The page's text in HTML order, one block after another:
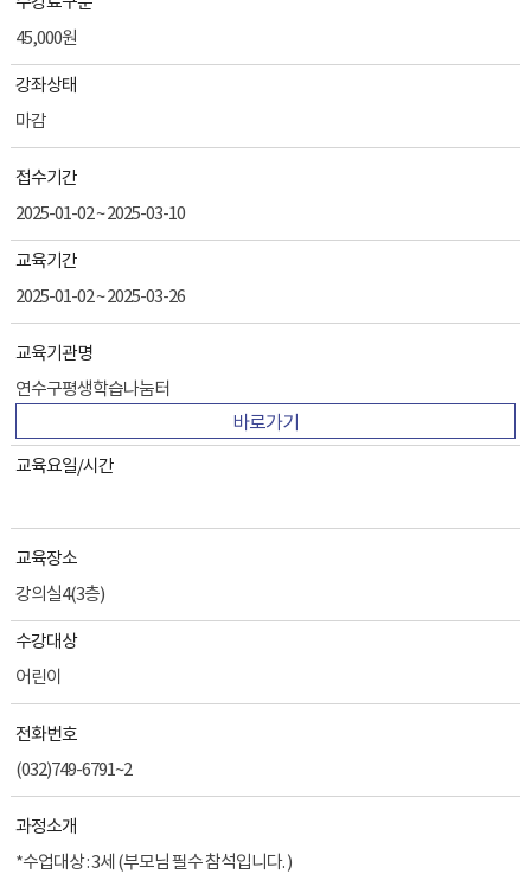
45,000원
강좌상태
마감
접수기간
2025-01-02 ~ 2025-03-10
교육기간
2025-01-02 ~ 2025-03-26
교육기관명
연수구평생학습나눔터
바로가기
교육요일/시간
교육장소
강의실4(3층)
수강대상
어린이
전화번호
(032)749-6791~2
과정소개
*수업대상 : 3세 (부모님 필수 참석입니다. )